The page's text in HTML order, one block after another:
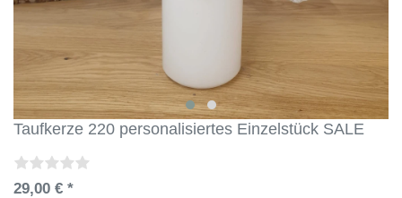
Taufkerze 220 personalisiertes Einzelstück SALE
29,00 € *